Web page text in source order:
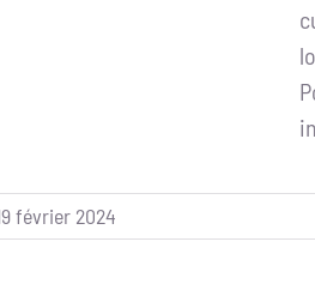
février 2024